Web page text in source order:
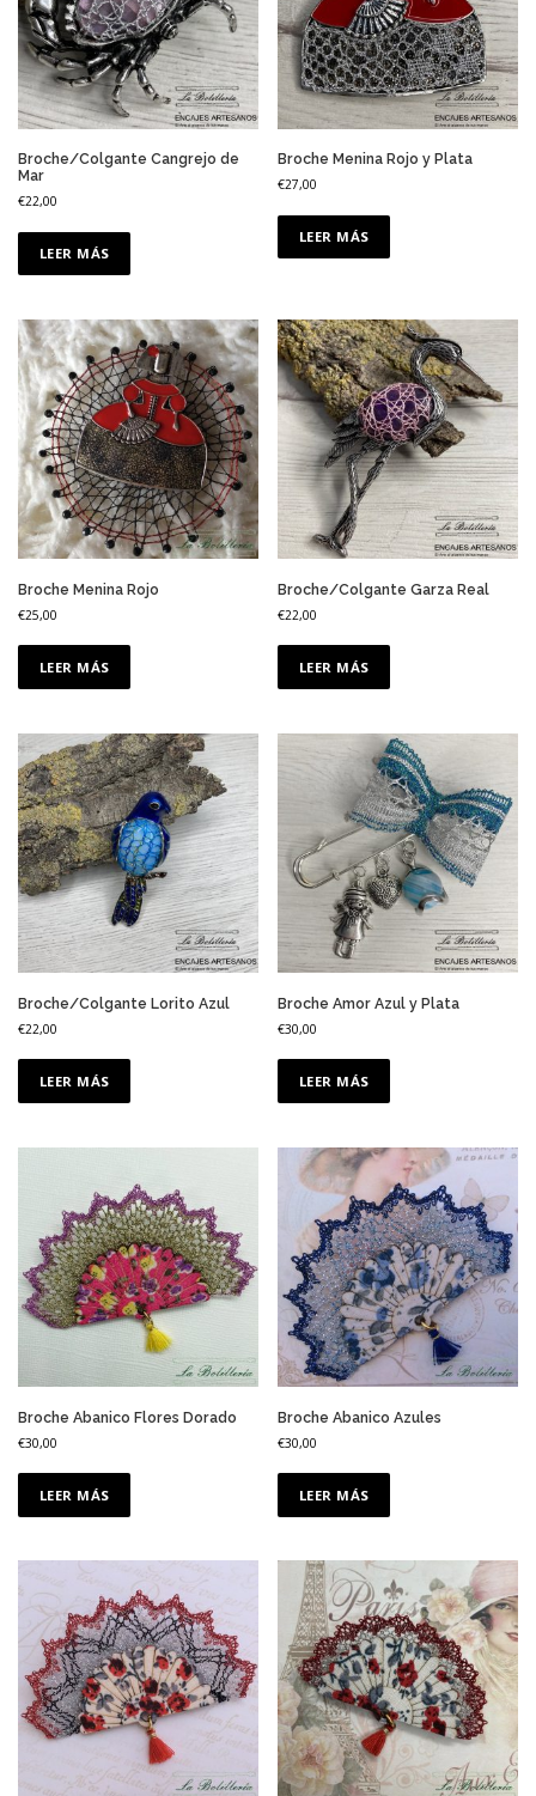
Broche/Colgante Cangrejo de
Mar
€22,00
LEER MÁS
Broche Menina Rojo y Plata
€27,00
LEER MÁS
Broche Menina Rojo
€25,00
LEER MÁS
Broche/Colgante Garza Real
€22,00
LEER MÁS
Broche/Colgante Lorito Azul
€22,00
LEER MÁS
Broche Amor Azul y Plata
€30,00
LEER MÁS
Broche Abanico Flores Dorado
€30,00
LEER MÁS
Broche Abanico Azules
€30,00
LEER MÁS